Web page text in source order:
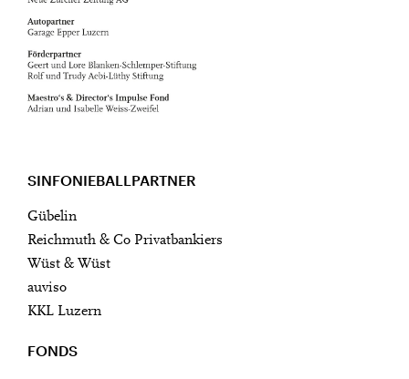
SINFONIEBALLPARTNER
Gübelin
Reichmuth & Co Privatbankiers
Wüst & Wüst
auviso
KKL Luzern
FONDS